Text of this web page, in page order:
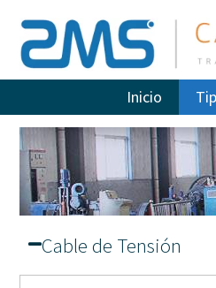
Inicio
Cable de Tensión